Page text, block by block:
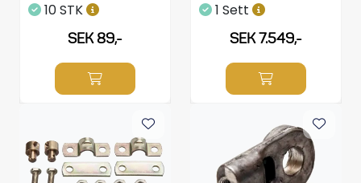
10 STK
SEK 89,-
1 Sett
SEK 7.549,-
Brandsläckare
Hydrauliks styrning
Propellrar